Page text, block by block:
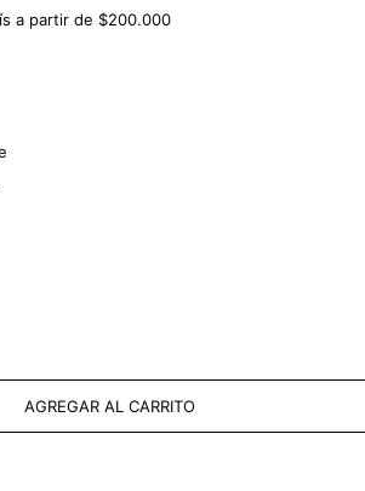
a partir de $200.000
AGREGAR AL CARRITO